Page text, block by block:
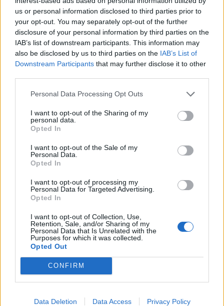
us or personal information disclosed to third parties prior to
your opt-out. You may separately opt-out of the further
disclosure of your personal information by third parties on the
IAB’s list of downstream participants. This information may
also be disclosed by us to third parties on the IAB’s List of
Downstream Participants that may further disclose it to other
Personal Data Processing Opt Outs
I want to opt-out of the Sharing of my
personal data.
Opted In
I want to opt-out of the Sale of my
Personal Data.
Opted In
I want to opt-out of processing my
Personal Data for Targeted Advertising.
Opted In
I want to opt-out of Collection, Use,
Retention, Sale, and/or Sharing of my
Personal Data that Is Unrelated with the
Purposes for which it was collected.
Opted Out
CONFIRM
Data Deletion Data Access Privacy Policy
ARTIGOS RELACIONADOSMAIS DO AUTOR
Deputados do PSD saúdam Banda
Sinfónica da ARMAB pelo 1º lugar no
certame internacional de Valência
Capacita Jovem de Poiares aproxima